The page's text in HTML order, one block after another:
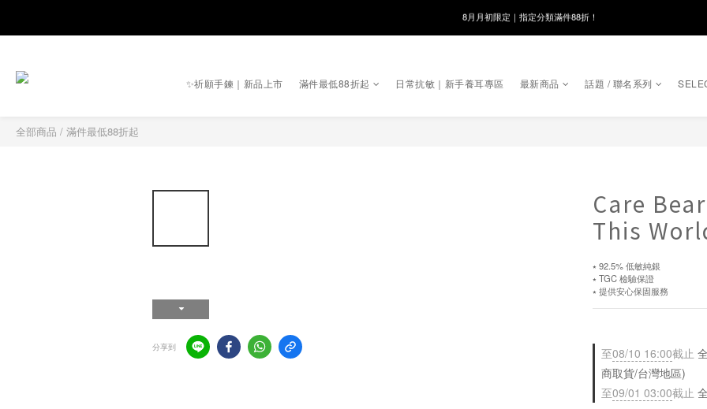
8月月初限定｜指定分類滿件88折！
線在，好事發生｜祈願新品 第2件享9折
8月月初限定｜指定分類滿件88折！
✨祈願手鍊｜新品上市 滿件最低88折起 日常抗敏｜新手養耳專區 最新商品 話題 / 聯名系列
全部商品 / 滿件最低88折起
分享到
Care
This
⭑ 92.5% 低敏純銀
⭑ TGC 檢驗保證
⭑ 提供安心保固服務
至08/10 16:00截止
商取貨/台灣地區)
至09/01 03:00截止